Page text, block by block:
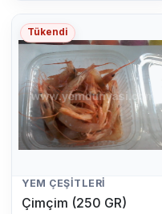
Tükendi
YEM ÇEŞITLERI
Çimçim (250 GR)